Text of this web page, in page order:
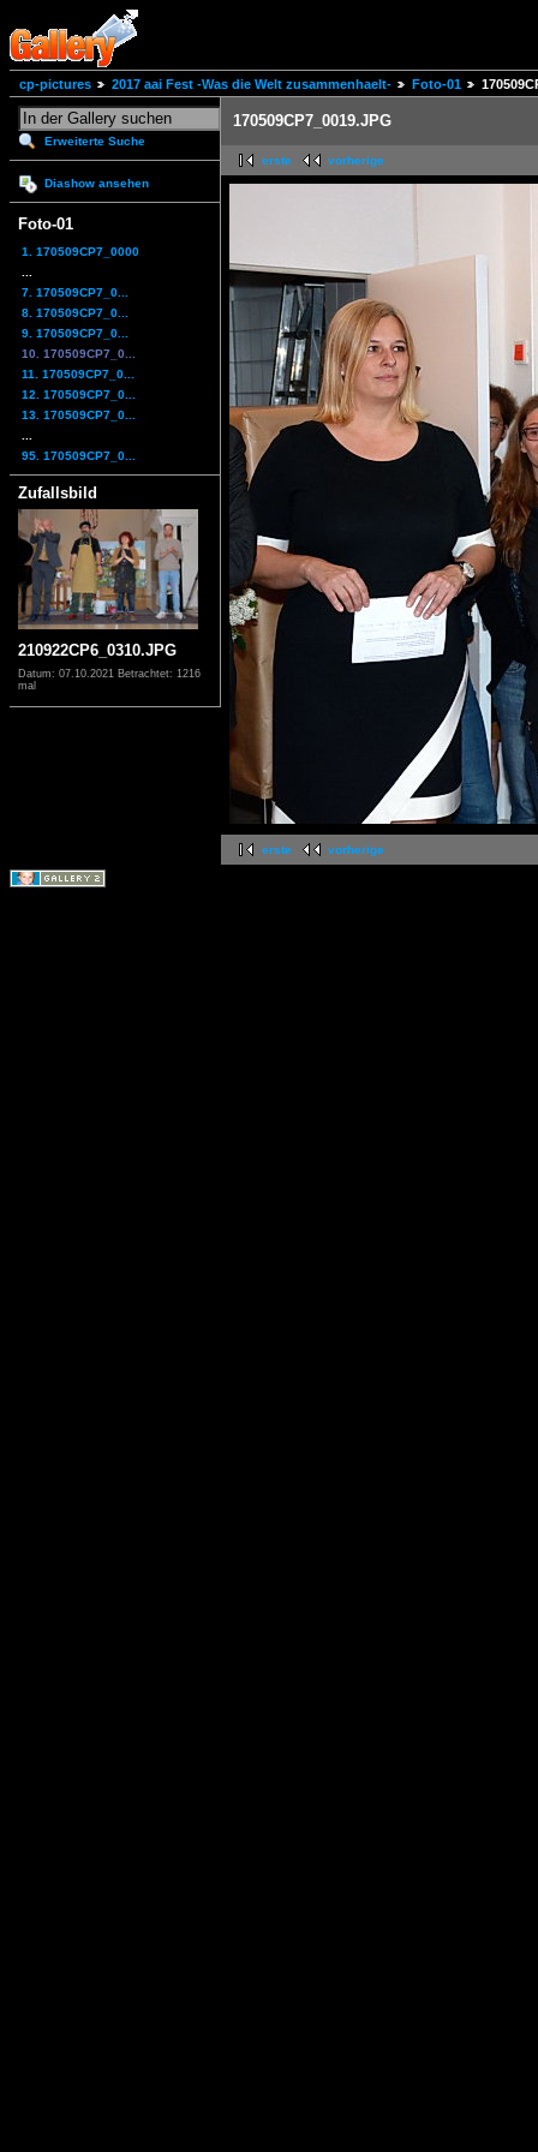
cp-pictures 2017 aai Fest -Was die Welt zusammenhaelt- Foto-01
Erweiterte Suche
Diashow ansehen
Foto-01
1. 170509CP7_0000
7. 170509CP7_0...
8. 170509CP7_0...
9. 170509CP7_0...
10. 170509CP7_0...
11. 170509CP7_0...
12. 170509CP7_0...
13. 170509CP7_0...
95. 170509CP7_0...
Zufallsbild
210922CP6_0310.JPG
Datum: 07.10.2021 Betrachtet: 1216
mal
170509CP7_0019.JPG
erste vorherige
erste vorherige